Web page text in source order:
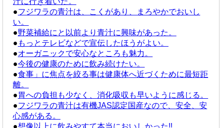
●フジワラの青汁は、こくがあり、まろやかでおいし
い。
●野菜補給にと以前より青汁に興味があった。
● もっとテレビなどで宣伝したほうがよい。
●オーガニックで安心なところも魅力。
●今後の健康のために飲み続けたい。
●食事」に焦点を絞る事は健康体へ近づくために最短距
離。
●胃への負担も少なく、消化吸収も早いように感じる。
●フジワラの青汁は有機JAS認定国産なので、安全、安
心感がある。
●想像以上に飲みやすて本当においしかった!!